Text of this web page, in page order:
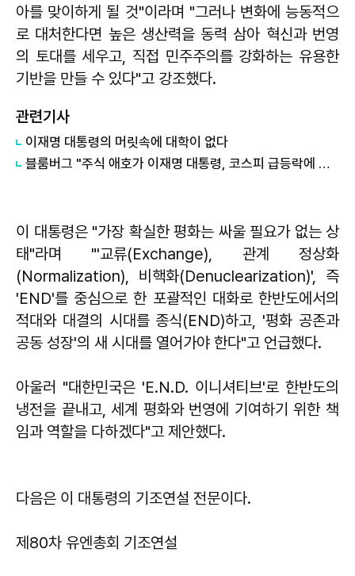
아를 맞이하게 될 것"이라며 "그러나 변화에 능동적으
로 대처한다면 높은 생산력을 동력 삼아 혁신과 번영
의 토대를 세우고, 직접 민주주의를 강화하는 유용한
기반을 만들 수 있다"고 강조했다.
관련기사
이재명 대통령의 머릿속에 대학이 없다
블룸버그 "주식 애호가 이재명 대통령, 코스피 급등락에 역풍"
이 대통령은 "가장 확실한 평화는 싸울 필요가 없는 상
태"라며 "'교류(Exchange), 관계 정상화
(Normalization), 비핵화(Denuclearization)', 즉
'END'를 중심으로 한 포괄적인 대화로 한반도에서의
적대와 대결의 시대를 종식(END)하고, '평화 공존과
공동 성장'의 새 시대를 열어가야 한다"고 언급했다.
아울러 "대한민국은 'E.N.D. 이니셔티브'로 한반도의
냉전을 끝내고, 세계 평화와 번영에 기여하기 위한 책
임과 역할을 다하겠다"고 제안했다.
다음은 이 대통령의 기조연설 전문이다.
제80차 유엔총회 기조연설